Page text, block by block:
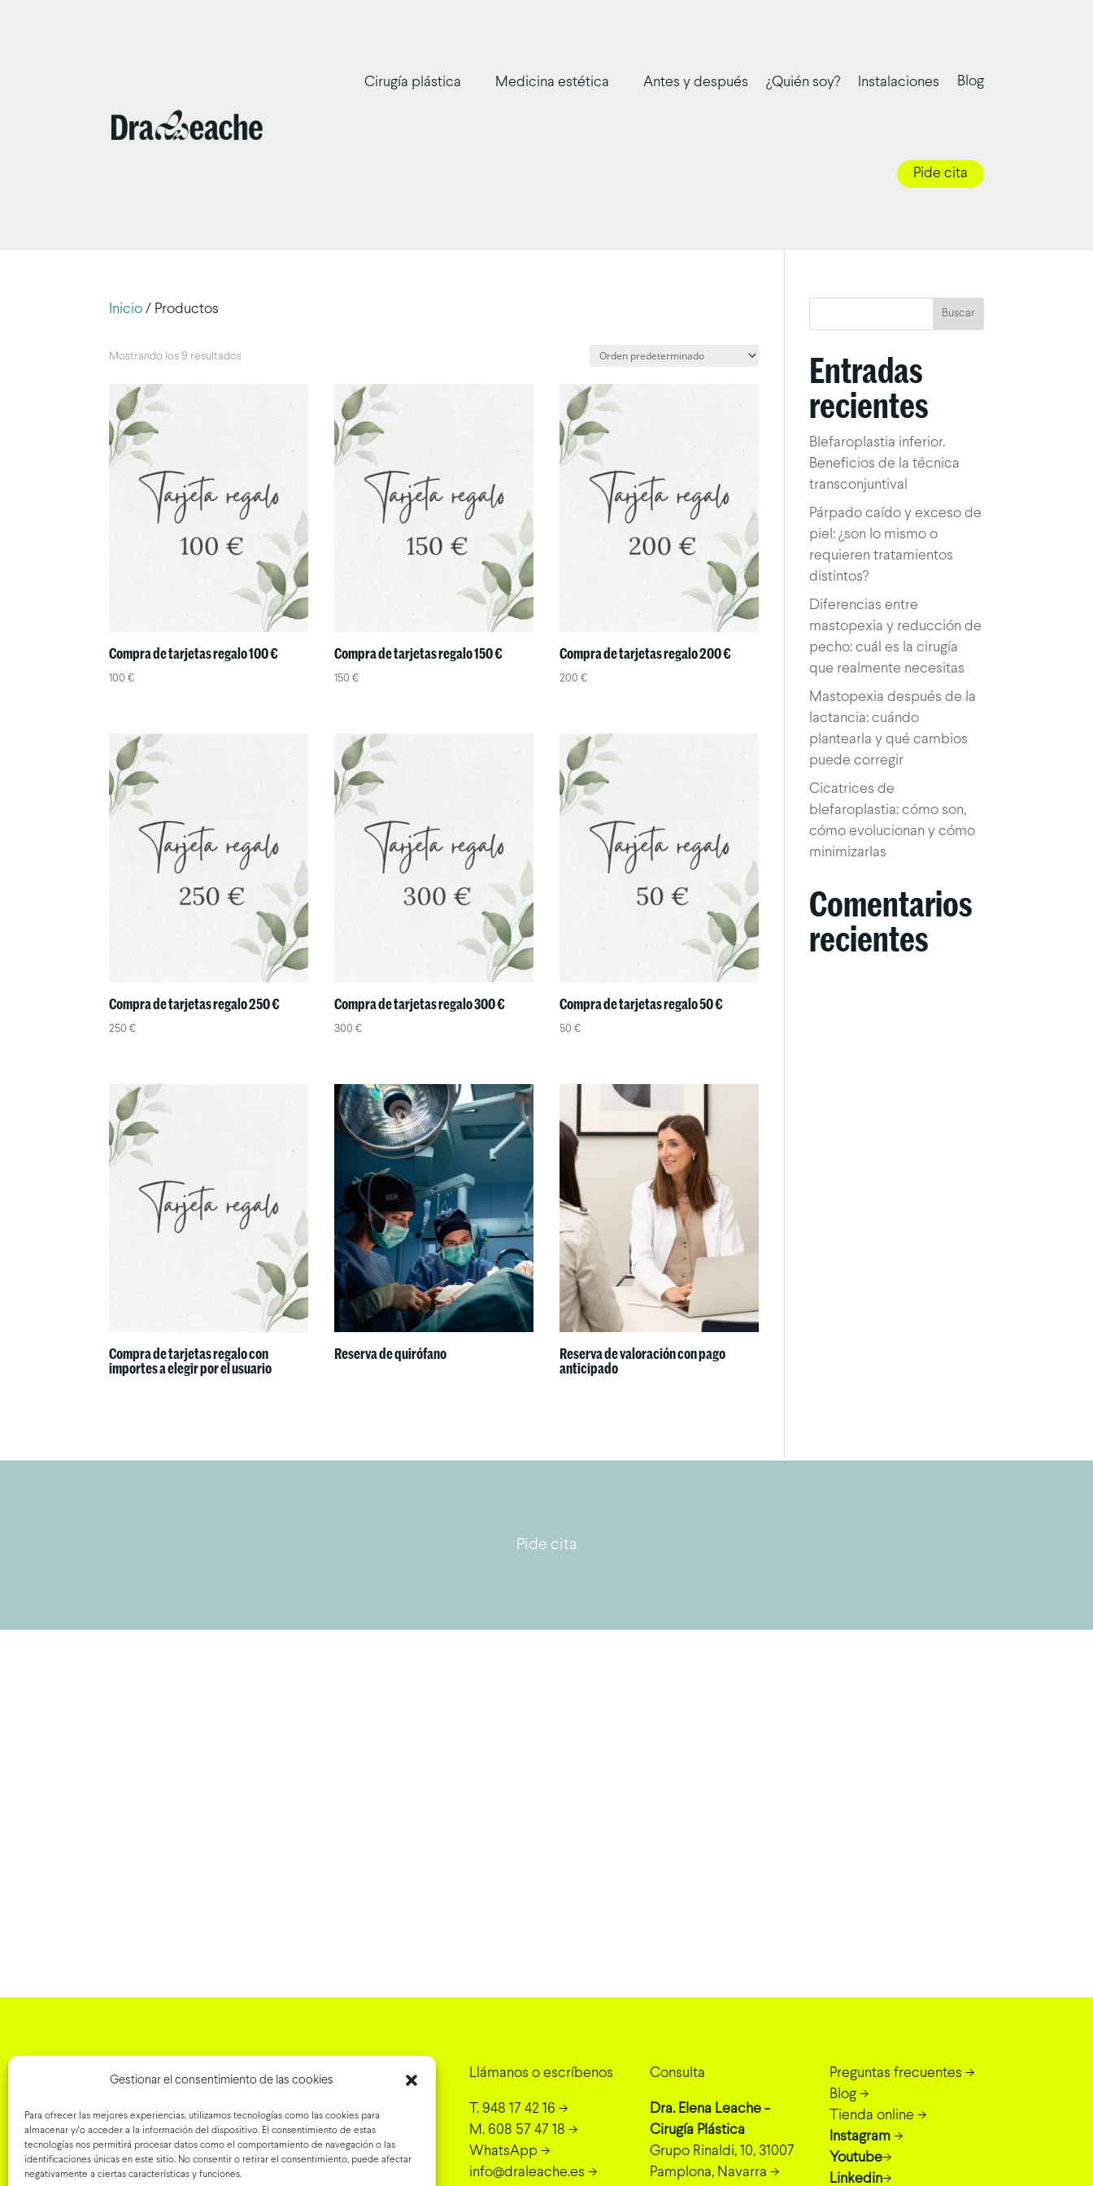
Gestionar el consentimiento de las cookies
Para ofrecer las mejores experiencias, utilizamos tecnologías como las cookies para
almacenar y/o acceder a la información del dispositivo. El consentimiento de estas
tecnologías nos permitirá procesar datos como el comportamiento de navegación o las
identificaciones únicas en este sitio. No consentir o retirar el consentimiento, puede afectar
negativamente a ciertas características y funciones.
Cirugía plástica Medicina estética Antes y después ¿Quién soy? Instalaciones Blog
Pide cita
Inicio / Productos
Mostrando los 9 resultados
Compra de tarjetas regalo 100 €
100€
Compra de tarjetas regalo 150 €
150€
Compra de tarjetas regalo 200 €
200€
Compra de tarjetas regalo 250 €
250€
Compra de tarjetas regalo 300 €
300€
Compra de tarjetas regalo 50 €
50€
Compra de tarjetas regalo con
importes a elegir por el usuario
Reserva de quirófano
Reserva de valoración con pago
anticipado
Entradas
recientes
Blefaroplastia inferior.
Beneficios de la técnica
transconjuntival
Párpado caído y exceso de
piel: ¿son lo mismo o
requieren tratamientos
distintos?
Diferencias entre
mastopexia y reducción de
pecho: cuál es la cirugía
que realmente necesitas
Mastopexia después de la
lactancia: cuándo
plantearla y qué cambios
puede corregir
Cicatrices de
blefaroplastia: cómo son,
cómo evolucionan y cómo
minimizarlas
Comentarios
recientes
Pide cita
Para agendar una cita
tratamientos
Llámanos o escríbenos
T. 948 17 42 16 ->
M. 608 57 47 18 ->
WhatsApp ->
info@draleache.es ->
Consulta
Dra. Elena Leache -
Cirugía Plástica
Grupo Rinaldi, 10, 31007
Pamplona, Navarra ->
Preguntas frecuentes ->
Blog ->
Tienda online ->
Instagram ->
Youtube->
Linkedin->